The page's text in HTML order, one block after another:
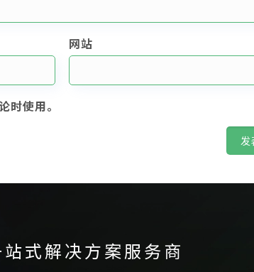
网站
使用。
式解决方案服务商